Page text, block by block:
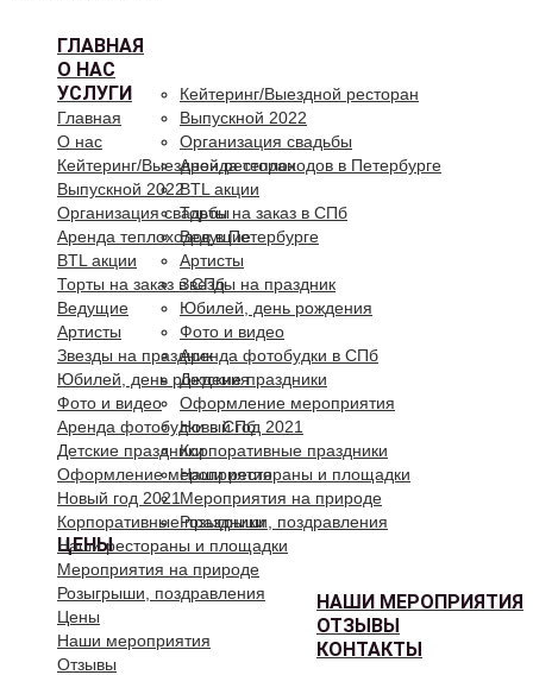
ГЛАВНАЯ
О НАС
УСЛУГИ
Кейтеринг/Выездной ресторан
Выпускной 2022
Организация свадьбы
Аренда теплоходов в Петербурге
BTL акции
Торты на заказ в СПб
Ведущие
Артисты
Звезды на праздник
Юбилей, день рождения
Фото и видео
Аренда фотобудки в СПб
Детские праздники
Оформление мероприятия
Новый год 2021
Корпоративные праздники
Наши рестораны и площадки
Мероприятия на природе
Розыгрыши, поздравления
ЦЕНЫ
НАШИ МЕРОПРИЯТИЯ
ОТЗЫВЫ
КОНТАКТЫ
Главная
О нас
Кейтеринг/Выездной ресторан
Выпускной 2022
Организация свадьбы
Аренда теплоходов в Петербурге
BTL акции
Торты на заказ в СПб
Ведущие
Артисты
Звезды на праздник
Юбилей, день рождения
Фото и видео
Аренда фотобудки в СПб
Детские праздники
Оформление мероприятия
Новый год 2021
Корпоративные праздники
Наши рестораны и площадки
Мероприятия на природе
Розыгрыши, поздравления
Цены
Наши мероприятия
Отзывы